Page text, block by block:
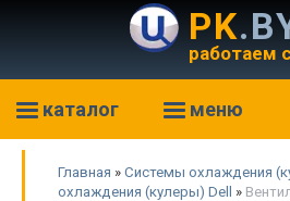
PK
работаем
каталог меню
Главная » Системы охлаждения
охлаждения (кулеры) Dell »